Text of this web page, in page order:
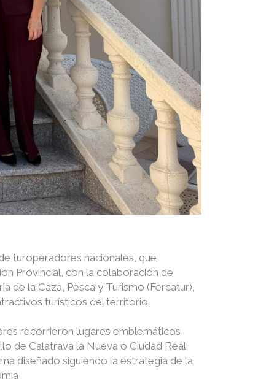
turoperadores nacionales, que
Provincial, con la colaboración de
de la Caza, Pesca y Turismo (Fercatur),
turísticos del territorio.
recorrieron lugares emblemáticos
de Calatrava la Nueva o Ciudad Real
diseñado siguiendo la estrategia de la